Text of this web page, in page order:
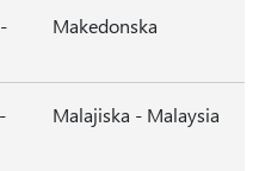
Makedonska
Malajiska - Malaysia